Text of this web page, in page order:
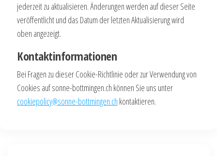
jederzeit zu aktualisieren. Änderungen werden auf dieser Seite
veröffentlicht und das Datum der letzten Aktualisierung wird
oben angezeigt.
Kontaktinformationen
Bei Fragen zu dieser Cookie-Richtlinie oder zur Verwendung von
Cookies auf sonne-bottmingen.ch können Sie uns unter
cookiepolicy@sonne-bottmingen.ch kontaktieren.